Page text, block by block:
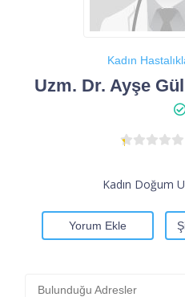
Kadın
Uzm. Dr. Ayşe
Kadın Doğum
Yorum Ekle
Bulunduğu Adresler